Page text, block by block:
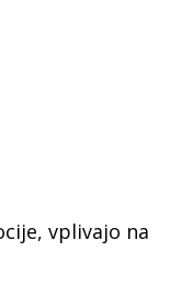
vplivajo na